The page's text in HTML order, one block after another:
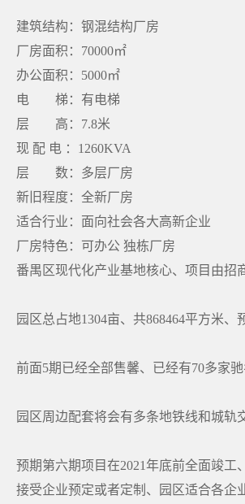
建筑结构：钢混结构厂房
厂房面积：70000㎡
办公面积：5000㎡
电 梯：有电梯
层 高：7.8米
现 配 电 ：1260KVA
层 数：多层厂房
新旧程度：全新厂房
适合行业：面向社会各大高新企业
厂房特色：可办公 独栋厂房
番禺区现代化产业基地核心、项目由招
园区总占地1304亩、共868464平方米
前面5期已经全部售馨、已经有70多家
园区周边配套将会有多条地铁线和城轨
预期第六期项目在2021年底前全面竣工
接受企业预定或者定制、园区适合各企